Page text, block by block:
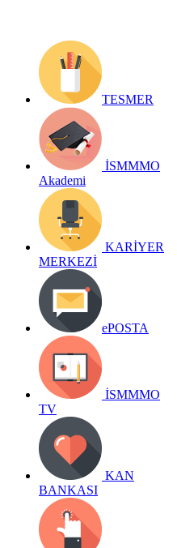
TESMER
İSMMMO
Akademi
KARİYER
MERKEZİ
ePOSTA
İSMMMO
TV
KAN
BANKASI